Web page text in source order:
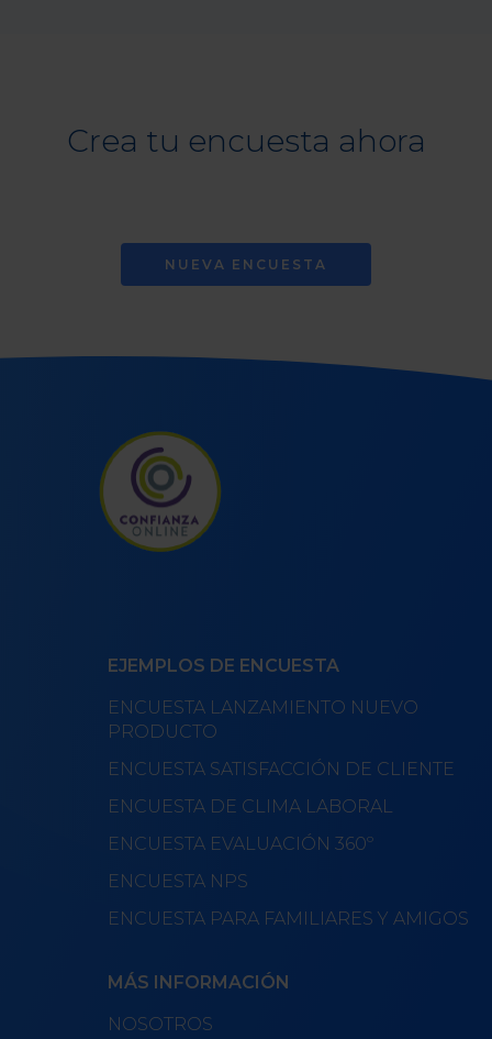
Crea tu encuesta ahora
NUEVA ENCUESTA
EJEMPLOS DE ENCUESTA
ENCUESTA LANZAMIENTO NUEVO
PRODUCTO
ENCUESTA SATISFACCIÓN DE CLIENTE
ENCUESTA DE CLIMA LABORAL
ENCUESTA EVALUACIÓN 360º
ENCUESTA NPS
ENCUESTA PARA FAMILIARES Y AMIGOS
MÁS INFORMACIÓN
NOSOTROS